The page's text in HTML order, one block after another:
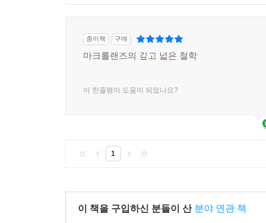
종이책 구매
마크롤랜즈의 깊고 넓은 철학
이 한줄평이 도움이 되었나요?
1
이 책을 구입하신 분들이 산 분야 연관 책